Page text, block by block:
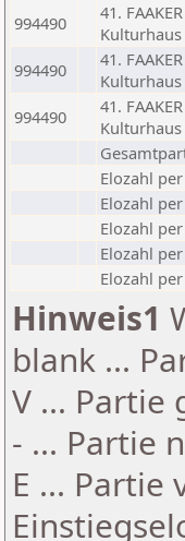
994490
41.
Kulturhaus
994490
41.
Kulturhaus
994490
41.
Kulturhaus
Elozahl
Elozahl
Elozahl
Elozahl
Elozahl
Hinweis1
blank ...
V ... Partie
- ... Partie
E ...